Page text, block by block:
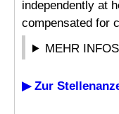
independently at
compensated for
MEHR
▶ Zur